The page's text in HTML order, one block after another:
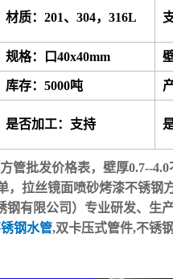
材质：201、304，316L
规格：口40x40mm
库存：5000吨
是否加工：支持
管批发价格表，壁厚0.7--
，拉丝镜面喷砂烤漆不锈钢
有限公司）专业研发、生
钢水管,双卡压式管件,不锈